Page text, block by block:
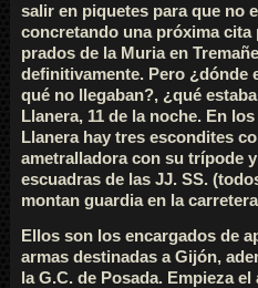
salir en piquetes para que no
concretando una próxima cita
prados de la Muria en
definitivamente. Pero ¿dónde
qué no llegaban?, ¿qué
Llanera, 11 de la noche. En
Llanera hay tres escondites
ametralladora con su trípode
escuadras de las JJ. SS.
montan guardia en la
Ellos son los encargados de
armas destinadas a Gijón,
la G.C. de Posada. Empieza